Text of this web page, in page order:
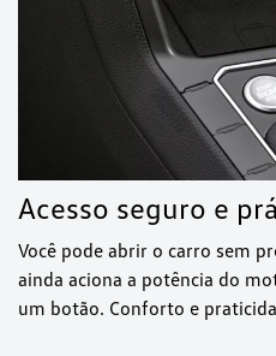
Acesso seguro e
Você pode abrir o carro sem
ainda aciona a potência do
um botão. Conforto e